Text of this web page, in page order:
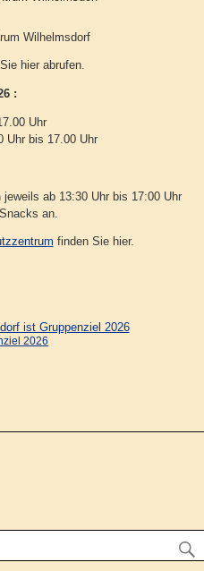
Wilhelmsdorf
hier abrufen.
:
Uhr
Uhr bis 17.00 Uhr
ab 13:30 Uhr bis 17:00 Uhr
an.
finden Sie hier.
2026